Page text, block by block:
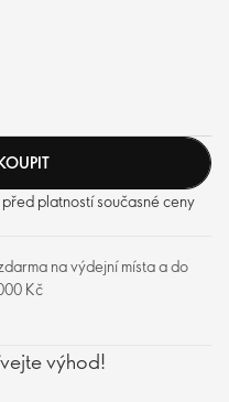
platností současné ceny
na výdejní místa a do
Kč
výhod!